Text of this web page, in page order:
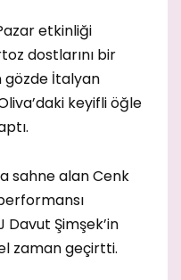
etkinliği
dostlarını bir
gözde İtalyan
keyifli öğle
sahne alan Cenk
Davut Şimşek’in
zaman geçirtti.